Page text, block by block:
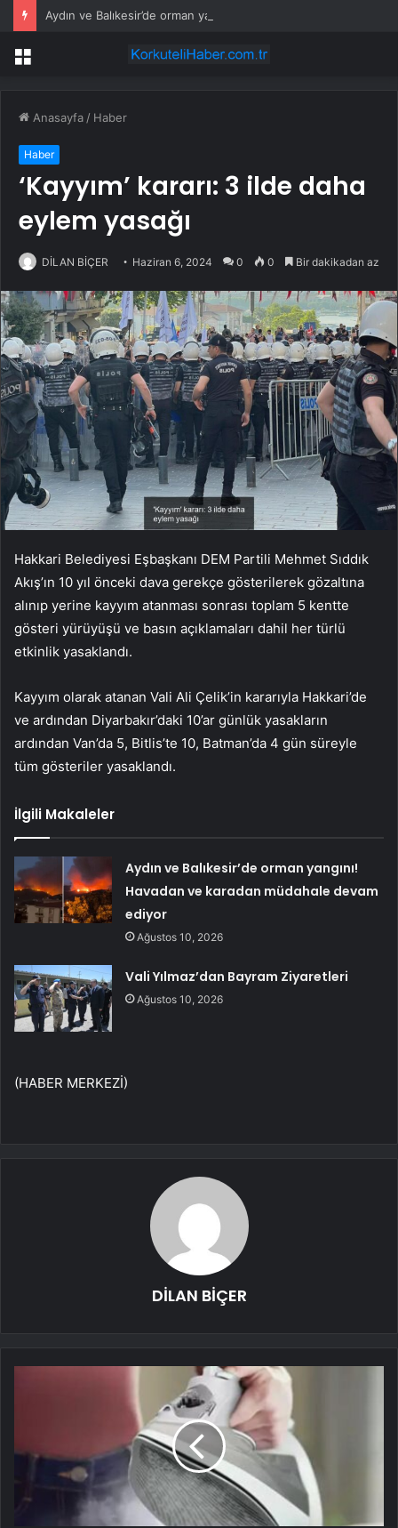
Menü
Anasayfa / Haber
Haber
‘Kayyım’ kararı: 3 ilde daha
eylem yasağı
DİLAN BİÇER Haziran 6, 2024 0 0 Bir dakikadan az
Hakkari Belediyesi Eşbaşkanı DEM Partili Mehmet Sıddık
Akış’ın 10 yıl önceki dava gerekçe gösterilerek gözaltına
alınıp yerine kayyım atanması sonrası toplam 5 kentte
gösteri yürüyüşü ve basın açıklamaları dahil her türlü
etkinlik yasaklandı.
Kayyım olarak atanan Vali Ali Çelik’in kararıyla Hakkari’de
ve ardından Diyarbakır’daki 10’ar günlük yasakların
ardından Van’da 5, Bitlis’te 10, Batman’da 4 gün süreyle
tüm gösteriler yasaklandı.
İlgili Makaleler
Aydın ve Balıkesir’de orman yangını!
Havadan ve karadan müdahale devam
ediyor
Ağustos 10, 2026
Vali Yılmaz’dan Bayram Ziyaretleri
Ağustos 10, 2026
(HABER MERKEZİ)
DİLAN BİÇER